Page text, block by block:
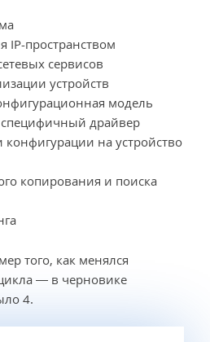
IP-пространством
сервисов
устройств
модель
драйвер
на устройство
копирования и поиска
того, как менялся
— в черновике
4.